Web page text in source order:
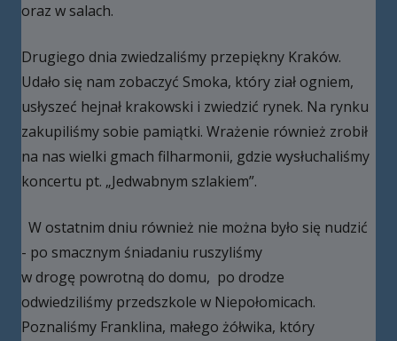
oraz w salach.
Drugiego dnia zwiedzaliśmy przepiękny Kraków.
Udało się nam zobaczyć Smoka, który ział ogniem,
usłyszeć hejnał krakowski i zwiedzić rynek. Na rynku
zakupiliśmy sobie pamiątki. Wrażenie również zrobił
na nas wielki gmach filharmonii, gdzie wysłuchaliśmy
koncertu pt. „Jedwabnym szlakiem”.
W ostatnim dniu również nie można było się nudzić
- po smacznym śniadaniu ruszyliśmy
w drogę powrotną do domu, po drodze
odwiedziliśmy przedszkole w Niepołomicach.
Poznaliśmy Franklina, małego żółwika, który